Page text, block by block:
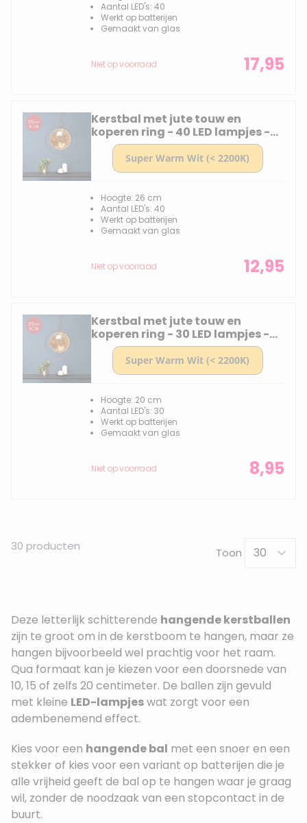
Aantal LED's: 40
Werkt op batterijen
Gemaakt van glas
Niet op voorraad 17,95
Kerstbal met jute touw en
koperen ring - 40 LED lampjes -
26 cm - Amber glas
Hoogte: 26 cm
Aantal LED's: 40
Werkt op batterijen
Gemaakt van glas
Niet op voorraad 12,95
Kerstbal met jute touw en
koperen ring - 30 LED lampjes -
20 cm - Amber glas
Hoogte: 20 cm
Aantal LED's: 30
Werkt op batterijen
Gemaakt van glas
Niet op voorraad 8,95
30 producten Toon
Deze letterlijk schitterende hangende kerstballen
zijn te groot om in de kerstboom te hangen, maar ze
hangen bijvoorbeeld wel prachtig voor het raam.
Qua formaat kan je kiezen voor een doorsnede van
10, 15 of zelfs 20 centimeter. De ballen zijn gevuld
met kleine LED-lampjeswat zorgt voor een
adembenemend effect.
Kies voor een hangende bal met een snoer en een
stekker of kies voor een variant op batterijen die je
alle vrijheid geeft de bal op te hangen waar je graag
wil, zonder de noodzaak van een stopcontact in de
buurt.